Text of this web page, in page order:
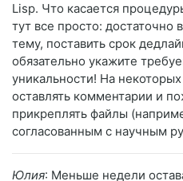
Lisp. Что касается
тут все просто: достаточно
тему, поставить срок
обязательно укажите
уникальности! На
оставлять комментарии и
прикреплять файлы
согласованным с научным
Юлия: Меньше недели